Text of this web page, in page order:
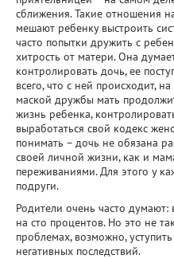
сближения. Такие отношения
мешают ребенку выстроить
часто попытки дружить с
хитрость от матери. Она
контролировать дочь, ее
всего, что с ней происходит,
маской дружбы мать
жизнь ребенка,
выработаться свой кодекс
понимать – дочь не обязана
своей личной жизни, как и
переживаниями. Для этого у
подруги.
Родители очень часто думают:
на сто процентов. Но это не
проблемах, возможно,
негативных последствий.